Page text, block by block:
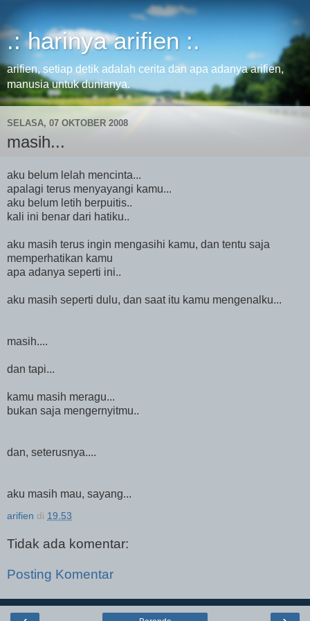
.: harinya arifien :.
arifien, setiap detik adalah cerita dan apa adanya arifien,
manusia untuk dunianya.
SELASA, 07 OKTOBER 2008
masih...
aku belum lelah mencinta...
apalagi terus menyayangi kamu...
aku belum letih berpuitis..
kali ini benar dari hatiku..
aku masih terus ingin mengasihi kamu, dan tentu saja
memperhatikan kamu
apa adanya seperti ini..
aku masih seperti dulu, dan saat itu kamu mengenalku...
masih....
dan tapi...
kamu masih meragu...
bukan saja mengernyitmu..
dan, seterusnya....
aku masih mau, sayang...
arifien di 19.53
Tidak ada komentar:
Posting Komentar